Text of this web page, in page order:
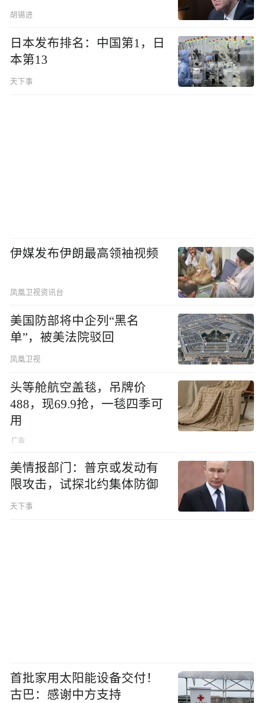
胡锡进
日本发布排名：中国第1，日
本第13
天下事
伊媒发布伊朗最高领袖视频
凤凰卫视资讯台
美国防部将中企列“黑名
单”，被美法院驳回
凤凰卫视
头等舱航空盖毯，吊牌价
488，现69.9抢，一毯四季可
用
美情报部门：普京或发动有
限攻击，试探北约集体防御
天下事
首批家用太阳能设备交付！
古巴：感谢中方支持